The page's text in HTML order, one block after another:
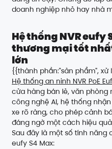
doanh nghiệp nhỏ hay nhà
Hệ thống NVR eufy
thương mại tốt
lớn
{{thành phần:"sản phẩm", xử
Hệ thống an ninh NVR PoE
cửa hàng bán lẻ, văn phòng
công nghệ AI, hệ thống
xe rõ ràng, cho phép cảnh
đáng ngờ một cách hiệu
Sau đây là một số tính năng
eufy S4 Max: